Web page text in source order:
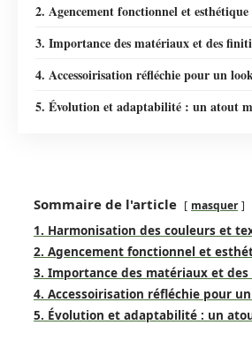
2. Agencement fonctionnel et esthétique
3. Importance des matériaux et des
4. Accessoirisation réfléchie pour un
5. Évolution et adaptabilité : un atout
Sommaire de l'article masquer
1. Harmonisation des couleurs et
2. Agencement fonctionnel et
3. Importance des matériaux et
4. Accessoirisation réfléchie pour
5. Évolution et adaptabilité : un